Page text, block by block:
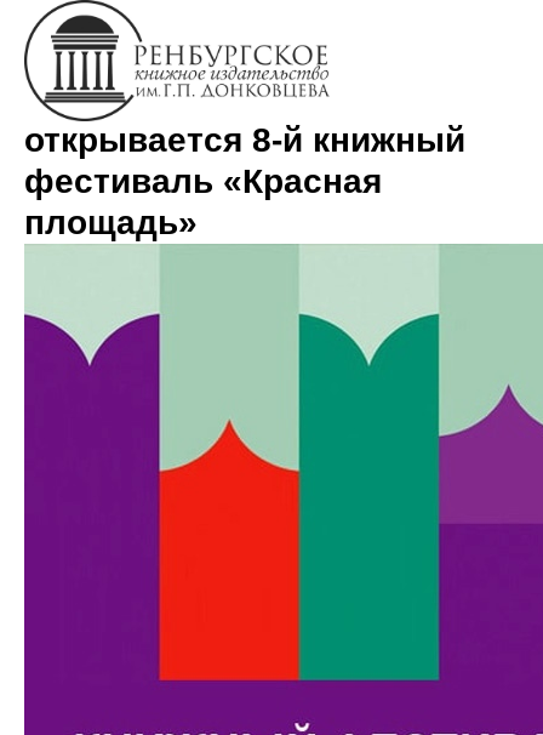
На этой неделе в Москве
открывается 8-й книжный
фестиваль «Красная
площадь»